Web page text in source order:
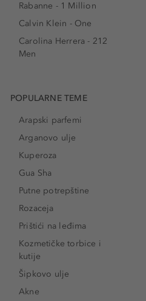
Rabanne - 1 Million
Calvin Klein - One
Carolina Herrera - 212
Men
POPULARNE TEME
Arapski parfemi
Arganovo ulje
Kuperoza
Gua Sha
Putne potrepštine
Rozaceja
Prištići na leđima
Kozmetičke torbice i
kutije
Šipkovo ulje
Akne